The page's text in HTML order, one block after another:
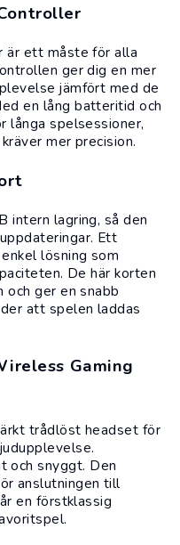
är ett måste för alla
ger dig en mer
jämfört med de
en lång batteritid och
långa spelsessioner,
mer precision.
intern lagring, så den
Ett
lösning som
De här korten
ger en snabb
att spelen laddas
Gaming
trådlöst headset för
och snyggt. Den
anslutningen till
en förstklassig